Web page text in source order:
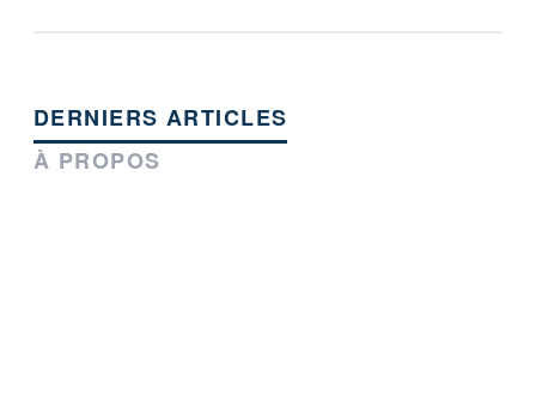
DERNIERS ARTICLES
À PROPOS